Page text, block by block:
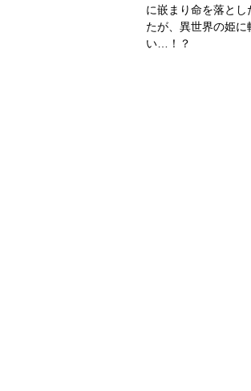
に嵌まり命を落と
たが、異世界の姫に
い…！？